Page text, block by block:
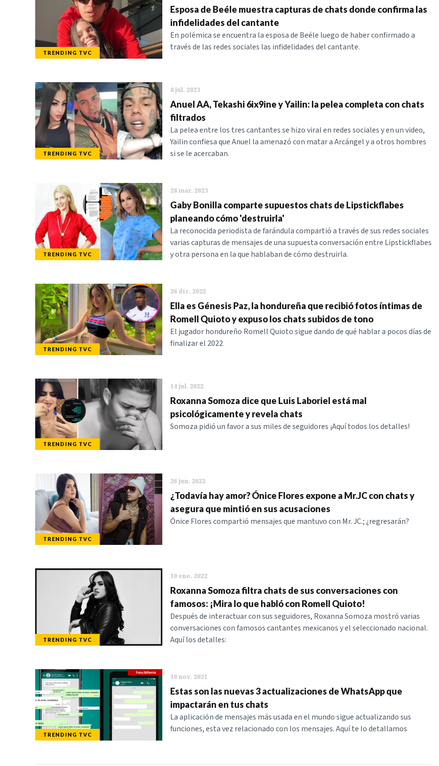
TRENDING TVC
Esposa de Beéle muestra capturas de chats donde confirma las
infidelidades del cantante
En polémica se encuentra la esposa de Beéle luego de haber confirmado a
través de las redes sociales las infidelidades del cantante.
TRENDING TVC
8 jul. 2023
Anuel AA, Tekashi 6ix9ine y Yailin: la pelea completa con chats
filtrados
La pelea entre los tres cantantes se hizo viral en redes sociales y en un video,
Yailin confiesa que Anuel la amenazó con matar a Arcángel y a otros hombres
si se le acercaban.
TRENDING TVC
28 mar. 2023
Gaby Bonilla comparte supuestos chats de Lipstickflabes
planeando cómo 'destruirla'
La reconocida periodista de farándula compartió a través de sus redes sociales
varias capturas de mensajes de una supuesta conversación entre Lipstickflabes
y otra persona en la que hablaban de cómo destruirla.
TRENDING TVC
26 dic. 2022
Ella es Génesis Paz, la hondureña que recibió fotos íntimas de
Romell Quioto y expuso los chats subidos de tono
El jugador hondureño Romell Quioto sigue dando de qué hablar a pocos días de
finalizar el 2022
TRENDING TVC
14 jul. 2022
Roxanna Somoza dice que Luis Laboriel está mal
psicológicamente y revela chats
Somoza pidió un favor a sus miles de seguidores ¡Aquí todos los detalles!
TRENDING TVC
26 jun. 2022
¿Todavía hay amor? Ónice Flores expone a Mr.JC con chats y
asegura que mintió en sus acusaciones
Ónice Flores compartió mensajes que mantuvo con Mr. JC.; ¿regresarán?
TRENDING TVC
10 ene. 2022
Roxanna Somoza filtra chats de sus conversaciones con
famosos: ¡Mira lo que habló con Romell Quioto!
Después de interactuar con sus seguidores, Roxanna Somoza mostró varias
conversaciones con famosos cantantes mexicanos y el seleccionado nacional.
Aquí los detalles:
TRENDING TVC
10 nov. 2021
Estas son las nuevas 3 actualizaciones de WhatsApp que
impactarán en tus chats
La aplicación de mensajes más usada en el mundo sigue actualizando sus
funciones, esta vez relacionado con los mensajes. Aquí te lo detallamos